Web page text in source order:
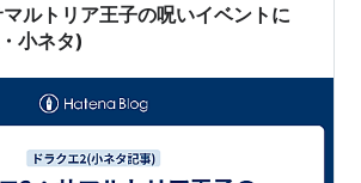
ハーゴンの部下ではある)が倒された時
をかけると…
ルトリア王子の呪いイベントに
小ネタ)